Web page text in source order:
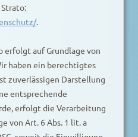
.
erfolgt auf Grundlage von
haben ein berechtigtes
zuverlässigen Darstellung
entsprechende
erfolgt die Verarbeitung
von Art. 6 Abs. 1 lit. a